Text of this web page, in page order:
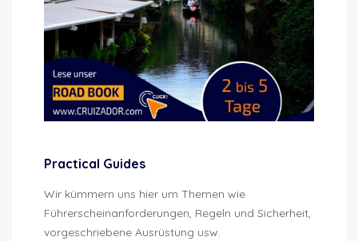
Practical Guides
Wir kümmern uns hier um Themen wie
Führerscheinanforderungen, Regeln und Sicherheit,
vorgeschriebene Ausrüstung usw.